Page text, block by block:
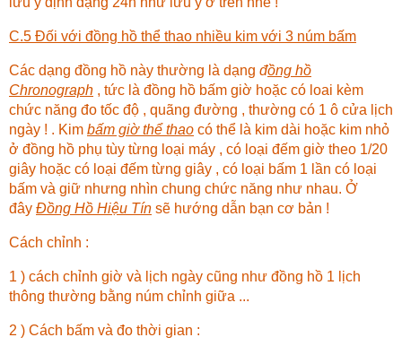
C.5 Đối với đồng hồ thể thao nhiều kim với 3 núm bấm
Các dạng đồng hồ này thường là dạng đồng hồ
Chronograph , tức là đồng hồ bấm giờ hoặc có loai kèm
chức năng đo tốc độ , quãng đường , thường có 1 ô cửa lịch
ngày ! . Kim bấm giờ thể thao có thể là kim dài hoặc kim nhỏ
ở đồng hồ phụ tùy từng loại máy , có loại đếm giờ theo 1/20
giây hoặc có loại đếm từng giây , có loại bấm 1 lần có loại
bấm và giữ nhưng nhìn chung chức năng như nhau. Ở
đây Đồng Hồ Hiệu Tín sẽ hướng dẫn bạn cơ bản !
Cách chỉnh :
1 ) cách chỉnh giờ và lịch ngày cũng như đồng hồ 1 lịch
thông thường bằng núm chỉnh giữa ...
2 ) Cách bấm và đo thời gian :